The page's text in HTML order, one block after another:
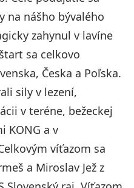
na nášho bývalého
zahynul v lavíne
sa celkovo
Česka a Poľska.
sily v lezení,
v teréne, bežeckej
KONG a v
víťazom sa
a Miroslav Jež z